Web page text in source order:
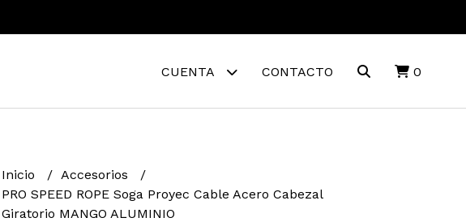
CUENTA CONTACTO 0
Inicio
Accesorios
PRO SPEED ROPE Soga Proyec Cable Acero Cabezal
Giratorio MANGO ALUMINIO